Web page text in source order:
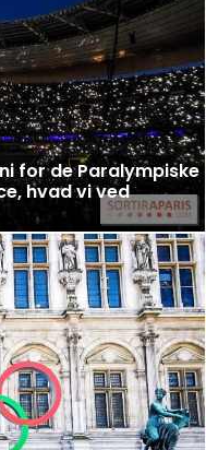
for de Paralympiske
hvad vi ved